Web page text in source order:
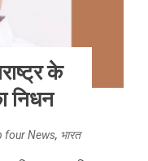
के
निधन
four News, भारत